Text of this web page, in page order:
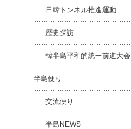
日韓トンネル推進運動
歴史探訪
韓半島平和的統一前進大会
半島便り
交流便り
半島NEWS